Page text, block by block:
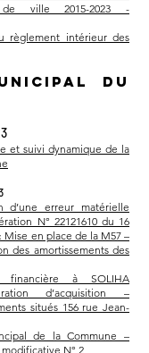
ville 2015-2023 -
règlement intérieur des
du
et suivi dynamique de la
d’une erreur matérielle
N° 22121610 du 16
Mise en place de la M57 –
des amortissements des
financière à SOLIHA
d’acquisition –
situés 156 rue Jean-
de la Commune –
N° 2